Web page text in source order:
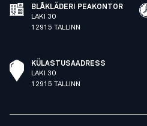
BLÅKLÄDERI PEAKONTOR
LAKI 30
12915 TALLINN
KÜLASTUSAADRESS
LAKI 30
12915 TALLINN